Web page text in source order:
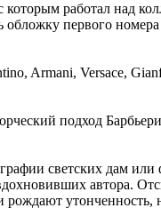
работал над
первого
Armani, Versace,
подход
светских дам или
автора.
утонченность,